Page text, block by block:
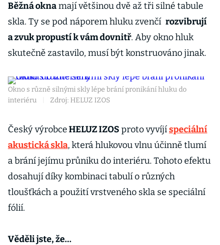
Běžná oknamají většinou dvě až tři silné tabule
skla. Ty se pod náporem hluku zvenčí rozvibrují
a zvuk propustí k vám dovnitř. Aby okno hluk
skutečně zastavilo, musí být konstruováno jinak.
Okno s různě silnými skly lépe brání pronikání hluku do
interiéru
Zdroj: HELUZ IZOS
Český výrobceHELUZ IZOS proto vyvíjíspeciální
akustická skla, která hlukovou vlnu účinně tlumí
a brání jejímu průniku do interiéru. Tohoto efektu
dosahují díky kombinaci tabulí o různých
tloušťkách a použití vrstveného skla se speciální
fólií.
Věděli jste, že…